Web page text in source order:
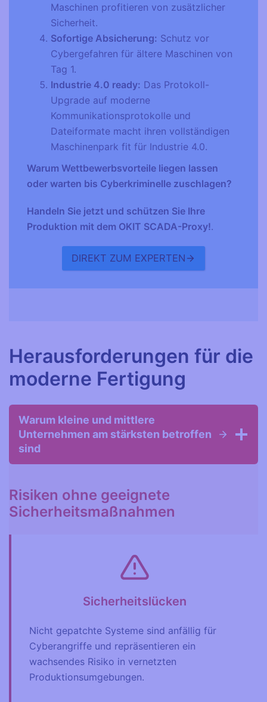
Maschinen profitieren von zusätzlicher
Sicherheit.
Sofortige Absicherung: Schutz vor
Cybergefahren für ältere Maschinen von
Tag 1.
Industrie 4.0 ready: Das Protokoll-
Upgrade auf moderne
Kommunikationsprotokolle und
Dateiformate macht ihren vollständigen
Maschinenpark fit für Industrie 4.0.
Warum Wettbewerbsvorteile liegen lassen
oder warten bis Cyberkriminelle zuschlagen?
Handeln Sie jetzt und schützen Sie Ihre
Produktion mit dem OKIT SCADA-Proxy!.
DIREKT ZUM EXPERTEN
Herausforderungen für die
moderne Fertigung
Warum kleine und mittlere
Unternehmen am stärksten betroffen
sind
Risiken ohne geeignete
Sicherheitsmaßnahmen
Sicherheitslücken
Nicht gepatchte Systeme sind anfällig für
Cyberangriffe und repräsentieren ein
wachsendes Risiko in vernetzten
Produktionsumgebungen.